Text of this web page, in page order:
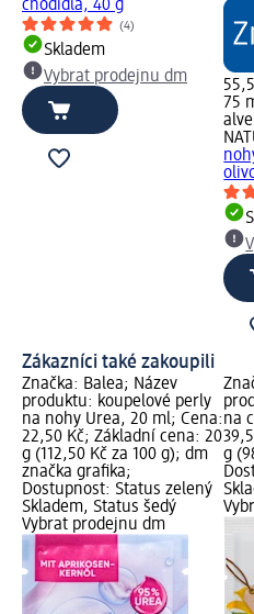
chodidla, 40 g
(4)
Skladem
Vybrat prodejnu dm
75
Zákazníci také zakoupili
Značka: Balea; Název
produktu: koupelové perly
na nohy Urea, 20 ml; Cena:
22,50 Kč; Základní cena: 20
g (112,50 Kč za 100 g); dm
značka grafika;
Dostupnost: Status zelený
Skladem, Status šedý
Vybrat prodejnu dm
na
g